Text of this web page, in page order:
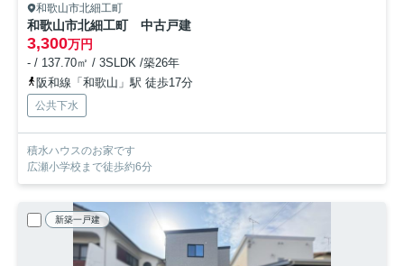
和歌山市北細工町
和歌山市北細工町 中古戸建
3,300万円
- / 137.70㎡ / 3SLDK /築26年
阪和線「和歌山」駅 徒歩17分
公共下水
積水ハウスのお家です
広瀬小学校まで徒歩約6分
新築一戸建